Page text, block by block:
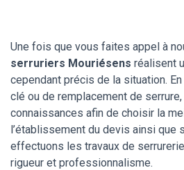
Une fois que vous faites appel à
serruriers Mouriésens réalisent
cependant précis de la situation.
clé ou de remplacement de
connaissances afin de choisir la
l’établissement du devis ainsi que
effectuons les travaux de
rigueur et professionnalisme.